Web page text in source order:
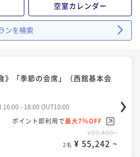
空室カレンダー
ンを検索
》「季節の会席」（西館基本会
16:00 - 18:00 OUT10:00
ポイント即利用で最大7％OFF
¥59,400~
2名 ¥ 55,242 ~